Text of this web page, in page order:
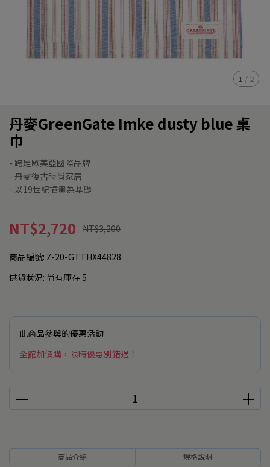
1 / 2
丹麥GreenGate Imke dusty blue 桌
巾
- 跨足歐美亞國際品牌
- 丹麥復古時尚家居
- 以19世紀插畫為基礎
NT$2,720 NT$3,200
商品編號: Z-20-GTTHX44828
供貨狀況: 尚有庫存 5
此商品參與的優惠活動
全館加價購，限時優惠別錯過！
商品介紹 規格說明